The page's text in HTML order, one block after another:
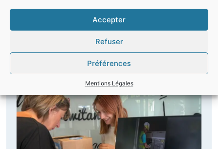
Accepter
Refuser
Préférences
Mentions Légales
⚡ 𝗧𝗮𝗿𝗶𝗳𝘀 𝗥𝗲́𝗴𝗹𝗲𝗺𝗲𝗻𝘁𝗲́𝘀 𝗱𝗲 𝗩𝗲𝗻𝘁𝗲
𝗱𝗲 𝗹’𝗘́𝗹𝗲𝗰𝘁𝗿𝗶𝗰𝗶𝘁𝗲́ (𝗧𝗥𝗩𝗘) 𝗲́𝘃𝗼𝗹𝘂𝗲𝗻𝘁
𝗮𝘂 𝟭𝗲𝗿 𝗮𝗼𝘂̂𝘁 : 𝗰𝗲 𝗾𝘂’𝗶𝗹 𝗳𝗮𝘂𝘁 𝘀𝗮𝘃𝗼𝗶𝗿
30 juillet 2026